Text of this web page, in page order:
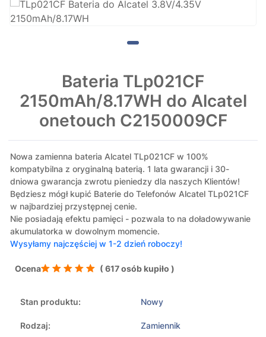
Bateria TLp021CF
2150mAh/8.17WH do Alcatel
onetouch C2150009CF
Nowa zamienna bateria Alcatel TLp021CF w 100%
kompatybilna z oryginalną baterią. 1 lata gwarancji i 30-
dniowa gwarancja zwrotu pieniedzy dla naszych Klientów!
Będziesz mógł kupić Baterie do Telefonów Alcatel TLp021CF
w najbardziej przystępnej cenie.
Nie posiadają efektu pamięci - pozwala to na doładowywanie
akumulatorka w dowolnym momencie.
Wysyłamy najczęściej w 1-2 dzień roboczy!
Ocena ( 617 osób kupiło )
Stan produktu: Nowy
Rodzaj: Zamiennik